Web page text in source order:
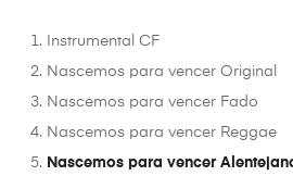
Instrumental CF
Nascemos para vencer Original
Nascemos para vencer Fado
Nascemos para vencer Reggae
Nascemos para vencer